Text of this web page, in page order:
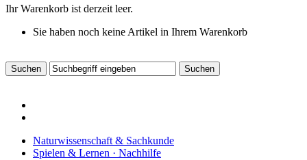
Ihr Warenkorb ist derzeit leer.
Sie haben noch keine Artikel in Ihrem Warenkorb
Naturwissenschaft & Sachkunde
Spielen & Lernen · Nachhilfe